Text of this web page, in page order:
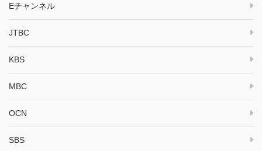
Eチャンネル
JTBC
KBS
MBC
OCN
SBS